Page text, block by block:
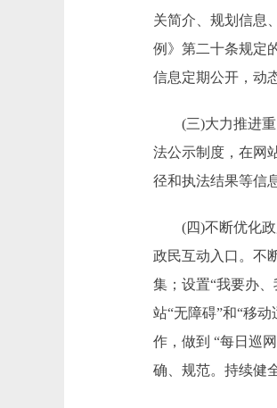
关简介、规划信息
例》第二十条规定
信息定期公开，动
(三)大力推进重
法公示制度，在网
径和执法结果等信
(四)不断优化政
政民互动入口。不
集；设置“我要办
站“无障碍”和“移
作，做到 “每日巡
确、规范。持续健